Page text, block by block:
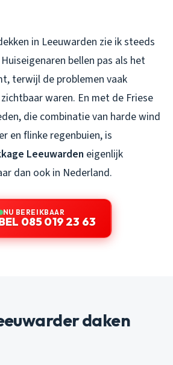
in Leeuwarden zie ik steeds
bellen pas als het
terwijl de problemen vaak
waren. En met de Friese
die combinatie van harde wind
en flinke regenbuien, is
Leeuwarden eigenlijk
dan ook in Nederland.
NU BEREIKBAAR
085 019 23 63
daken